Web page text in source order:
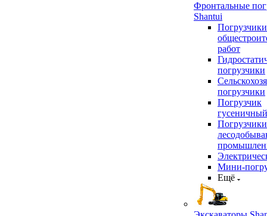
Фронтальные
Shantui
работ
погрузчики
погрузчики
Погрузчик
гусеничный
Мини-
Ещё